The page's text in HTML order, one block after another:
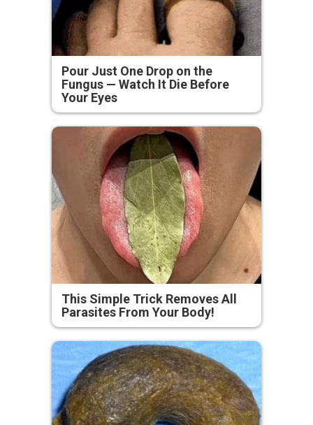
Pour Just One Drop on the
Fungus — Watch It Die Before
Your Eyes
This Simple Trick Removes All
Parasites From Your Body!